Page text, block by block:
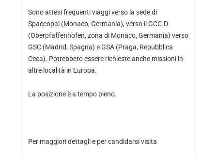
Sono attesi frequenti viaggi verso la sede di
Spaceopal (Monaco, Germania), verso il GCC-D
(Oberpfaffenhofen, zona di Monaco, Germania) verso
GSC (Madrid, Spagna) e GSA (Praga, Repubblica
Ceca). Potrebbero essere richieste anche missioni in
altre località in Europa.
La posizione è a tempo pieno.
Per maggiori dettagli e per candidarsi visita